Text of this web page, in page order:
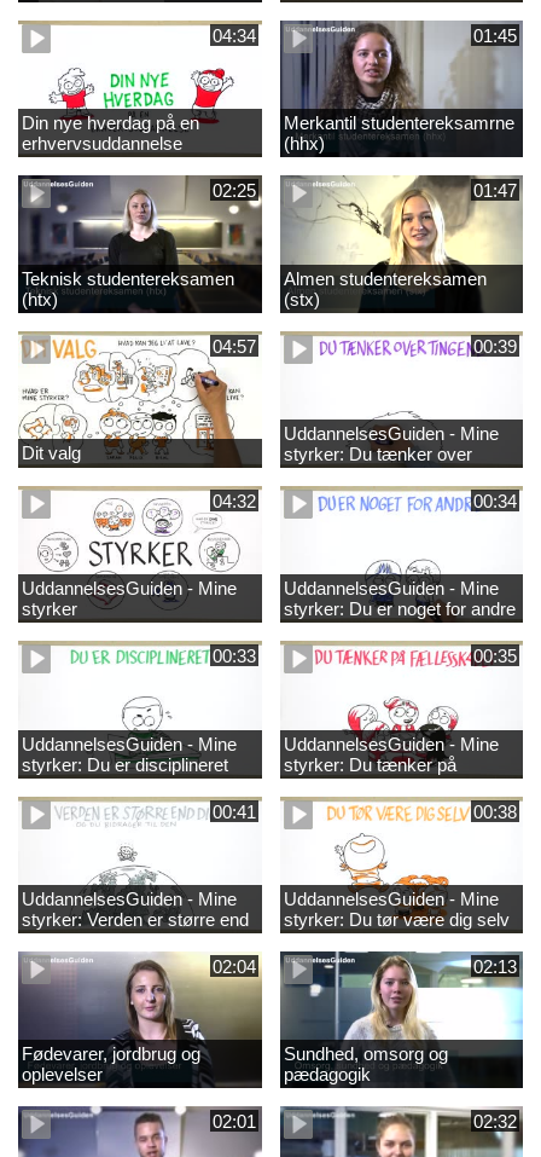
04:34
Din nye hverdag på en
erhvervsuddannelse
01:45
Merkantil studentereksamrne
(hhx)
02:25
Teknisk studentereksamen
(htx)
01:47
Almen studentereksamen
(stx)
04:57
Dit valg
00:39
UddannelsesGuiden - Mine
styrker: Du tænker over
tingene
04:32
UddannelsesGuiden - Mine
styrker
00:34
UddannelsesGuiden - Mine
styrker: Du er noget for andre
00:33
UddannelsesGuiden - Mine
styrker: Du er disciplineret
00:35
UddannelsesGuiden - Mine
styrker: Du tænker på
fællesskabet
00:41
UddannelsesGuiden - Mine
styrker: Verden er større end
dig og du bidrager til den
00:38
UddannelsesGuiden - Mine
styrker: Du tør være dig selv
02:04
Fødevarer, jordbrug og
oplevelser
02:13
Sundhed, omsorg og
pædagogik
02:01 02:32